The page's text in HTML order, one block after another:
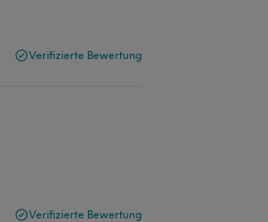
Verifizierte Bewertung
Verifizierte Bewertung